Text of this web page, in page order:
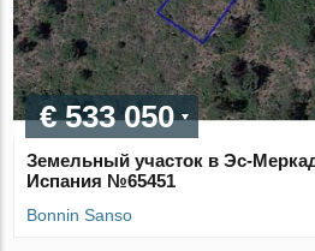
€ 533 050
Земельный участок в Эс-
Испания №65451
Bonnin Sanso